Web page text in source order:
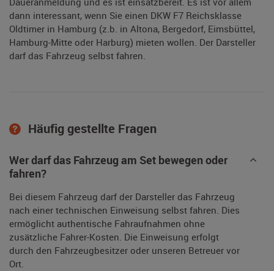
dann interessant, wenn Sie einen DKW F7 Reichsklasse
Oldtimer in Hamburg (z.b. in Altona, Bergedorf, Eimsbüttel,
Hamburg-Mitte oder Harburg) mieten wollen. Der Darsteller
darf das Fahrzeug selbst fahren.
Häufig gestellte Fragen
Wer darf das Fahrzeug am Set bewegen oder
fahren?
Bei diesem Fahrzeug darf der Darsteller das Fahrzeug
nach einer technischen Einweisung selbst fahren. Dies
ermöglicht authentische Fahraufnahmen ohne
zusätzliche Fahrer-Kosten. Die Einweisung erfolgt
durch den Fahrzeugbesitzer oder unseren Betreuer vor
Ort.